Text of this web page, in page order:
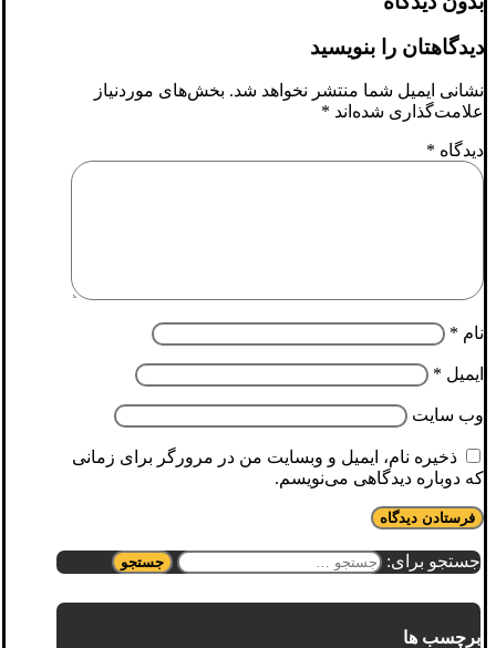
دیدگاهتان را بنویسید
نشانی ایمیل شما منتشر نخواهد شد. بخش‌های موردنیاز
علامت‌گذاری شده‌اند *
دیدگاه *
نام *
ایمیل *
وب‌ سایت
ذخیره نام، ایمیل و وبسایت من در مرورگر برای زمانی
که دوباره دیدگاهی می‌نویسم.
جستجو برای:
برچسب ها